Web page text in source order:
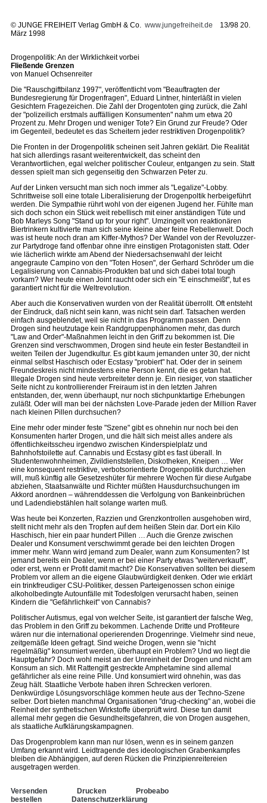
© JUNGE FREIHEIT Verlag GmbH & Co. www.jungefreiheit.de 13/98 20.
März 1998
Drogenpolitik: An der Wirklichkeit vorbei
Fließende Grenzen
von Manuel Ochsenreiter
Die "Rauschgiftbilanz 1997", veröffentlicht vom "Beauftragten der
Bundesregierung für Drogenfragen", Eduard Lintner, hinterläßt in vielen
Gesichtern Fragezeichen. Die Zahl der Drogentoten ging zurück, die Zahl
der "polizeilich erstmals auffälligen Konsumenten" nahm um etwa 20
Prozent zu. Mehr Drogen und weniger Tote? Ein Grund zur Freude? Oder
im Gegenteil, bedeutet es das Scheitern jeder restriktiven Drogenpolitik?
Die Fronten in der Drogenpolitik scheinen seit Jahren geklärt. Die Realität
hat sich allerdings rasant weiterentwickelt, das scheint den
Verantwortlichen, egal welcher politischer Couleur, entgangen zu sein. Statt
dessen spielt man sich gegenseitig den Schwarzen Peter zu.
Auf der Linken versucht man sich noch immer als "Legalize"-Lobby.
Schrittweise soll eine totale Liberalisierung der Drogenpoltik herbeigeführt
werden. Die Sympathie rührt wohl von der eigenen Jugend her. Fühlte man
sich doch schon ein Stück weit rebellisch mit einer anständigen Tüte und
Bob Marleys Song "Stand up for your right". Umzingelt von reaktionären
Biertrinkern kultivierte man sich seine kleine aber feine Rebellenwelt. Doch
was ist heute noch dran am Kiffer-Mythos? Der Wandel von der Revoluzzer-
zur Partydroge fand offenbar ohne ihre einstigen Protagonisten statt. Oder
wie lächerlich wirkte am Abend der Niedersachsenwahl der leicht
angegraute Campino von den "Toten Hosen", der Gerhard Schröder um die
Legalisierung von Cannabis-Produkten bat und sich dabei total tough
vorkam? Wer heute einen Joint raucht oder sich ein "E einschmeißt", tut es
garantiert nicht für die Weltrevolution.
Aber auch die Konservativen wurden von der Realität überrollt. Oft entsteht
der Eindruck, daß nicht sein kann, was nicht sein darf. Tatsachen werden
einfach ausgeblendet, weil sie nicht in das Programm passen. Denn
Drogen sind heutzutage kein Randgruppenphänomen mehr, das durch
"Law and Order"-Maßnahmen leicht in den Griff zu bekommen ist. Die
Grenzen sind verschwommen, Drogen sind heute ein fester Bestandteil in
weiten Teilen der Jugendkultur. Es gibt kaum jemanden unter 30, der nicht
einmal selbst Haschisch oder Ecstasy "probiert" hat. Oder der in seinem
Freundeskreis nicht mindestens eine Person kennt, die es getan hat.
Illegale Drogen sind heute verbreiteter denn je. Ein riesiger, von staatlicher
Seite nicht zu kontrollierender Freiraum ist in den letzten Jahren
entstanden, der, wenn überhaupt, nur noch stichpunktartige Erhebungen
zuläßt. Oder will man bei der nächsten Love-Parade jeden der Million Raver
nach kleinen Pillen durchsuchen?
Eine mehr oder minder feste "Szene" gibt es ohnehin nur noch bei den
Konsumenten harter Drogen, und die hält sich meist alles andere als
öffentlichkeitsscheu irgendwo zwischen Kinderspielplatz und
Bahnhofstoilette auf. Cannabis und Ecstasy gibt es fast überall. In
Studentenwohnheimen, Zivildienststellen, Diskotheken, Kneipen … Wer
eine konsequent restriktive, verbotsorientierte Drogenpolitik durchziehen
will, muß künftig alle Gesetzeshüter für mehrere Wochen für diese Aufgabe
abziehen, Staatsanwälte und Richter müßten Hausdurchsuchungen im
Akkord anordnen – währenddessen die Verfolgung von Bankeinbrüchen
und Ladendiebstählen halt solange warten muß.
Was heute bei Konzerten, Razzien und Grenzkontrollen ausgehoben wird,
stellt nicht mehr als den Tropfen auf dem heißen Stein dar. Dort ein Kilo
Haschisch, hier ein paar hundert Pillen … Auch die Grenze zwischen
Dealer und Konsument verschwimmt gerade bei den leichten Drogen
immer mehr. Wann wird jemand zum Dealer, wann zum Konsumenten? Ist
jemand bereits ein Dealer, wenn er bei einer Party etwas "weiterverkauft",
oder erst, wenn er Profit damit macht? Die Konservativen sollten bei diesem
Problem vor allem an die eigene Glaubwürdigkeit denken. Oder wie erklärt
ein trinkfreudiger CSU-Politiker, dessen Parteigenossen schon einige
alkoholbedingte Autounfälle mit Todesfolgen verursacht haben, seinen
Kindern die "Gefährlichkeit" von Cannabis?
Politischer Autismus, egal von welcher Seite, ist garantiert der falsche Weg,
das Problem in den Griff zu bekommen. Lachende Dritte und Profiteure
wären nur die international operierenden Drogenringe. Vielmehr sind neue,
zeitgemäße Ideen gefragt. Sind weiche Drogen, wenn sie "nicht
regelmäßig" konsumiert werden, überhaupt ein Problem? Und wo liegt die
Hauptgefahr? Doch wohl meist an der Unreinheit der Drogen und nicht am
Konsum an sich. Mit Rattengift gestreckte Amphetamine sind allemal
gefährlicher als eine reine Pille. Und konsumiert wird ohnehin, was das
Zeug hält. Staatliche Verbote haben ihren Schrecken verloren.
Denkwürdige Lösungsvorschläge kommen heute aus der Techno-Szene
selber. Dort bieten manchmal Organisationen "drug-checking" an, wobei die
Reinheit der synthetischen Wirkstoffe überprüft wird. Diese tun damit
allemal mehr gegen die Gesundheitsgefahren, die von Drogen ausgehen,
als staatliche Aufklärungskampagnen.
Das Drogenproblem kann man nur lösen, wenn es in seinem ganzen
Umfang erkannt wird. Leidtragende des ideologischen Grabenkampfes
bleiben die Abhängigen, auf deren Rücken die Prinzipienreitereien
ausgetragen werden.
Versenden Drucken
Probeabo
bestellen
Datenschutzerklärung